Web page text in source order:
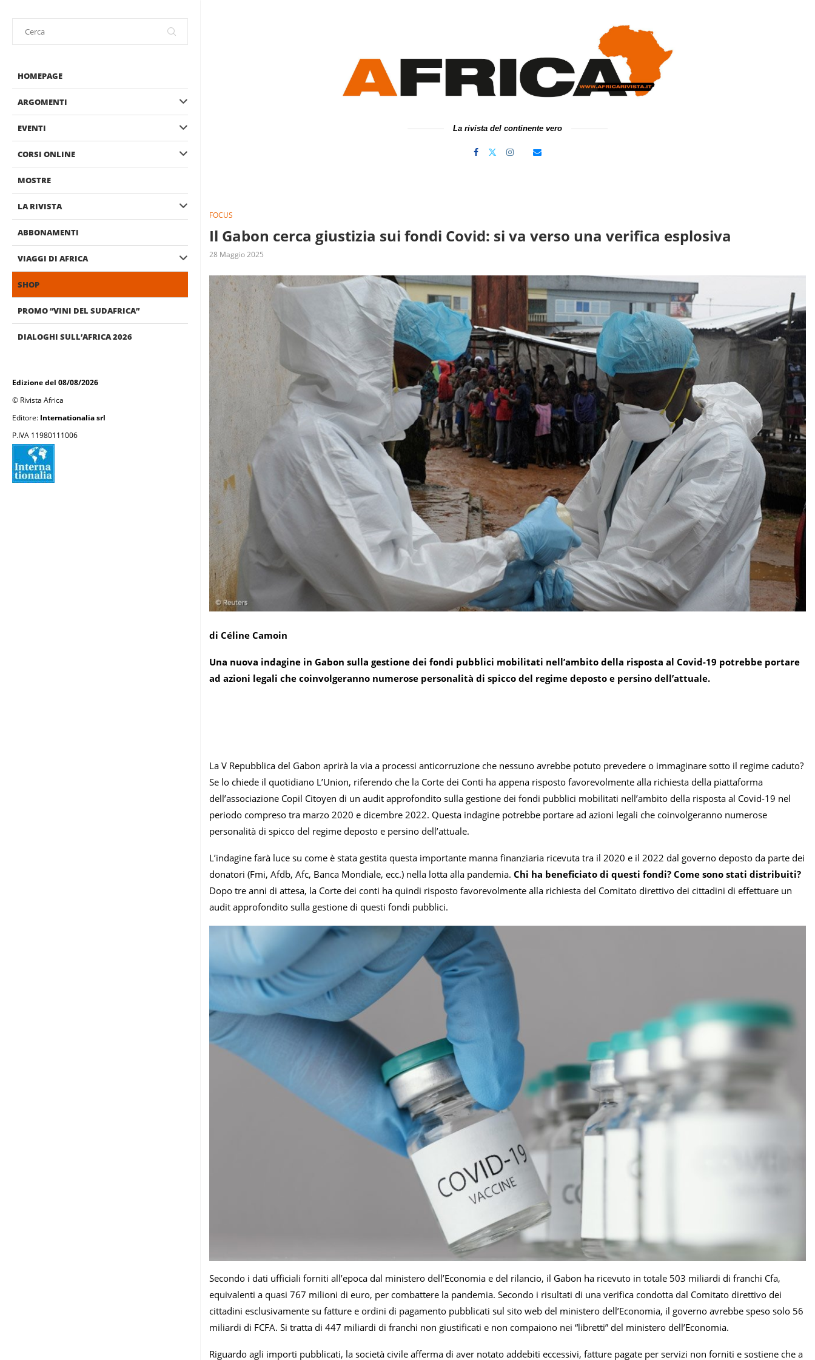
HOMEPAGE
ARGOMENTI
EVENTI
CORSI ONLINE
MOSTRE
LA RIVISTA
ABBONAMENTI
VIAGGI DI AFRICA
SHOP
PROMO “VINI DEL SUDAFRICA”
DIALOGHI SULL’AFRICA 2026
Edizione del 08/08/2026
© Rivista Africa
Editore: Internationalia srl
P.IVA 11980111006
La rivista del continente vero
FOCUS
Il Gabon cerca giustizia sui fondi Covid: si va verso una verifica esplosiva
28 Maggio 2025
di Céline Camoin
Una nuova indagine in Gabon sulla gestione dei fondi pubblici mobilitati nell’ambito della risposta al Covid-19 potrebbe portare
ad azioni legali che coinvolgeranno numerose personalità di spicco del regime deposto e persino dell’attuale.
La V Repubblica del Gabon aprirà la via a processi anticorruzione che nessuno avrebbe potuto prevedere o immaginare sotto il regime caduto?
Se lo chiede il quotidiano L’Union, riferendo che la Corte dei Conti ha appena risposto favorevolmente alla richiesta della piattaforma
dell’associazione Copil Citoyen di un audit approfondito sulla gestione dei fondi pubblici mobilitati nell’ambito della risposta al Covid-19 nel
periodo compreso tra marzo 2020 e dicembre 2022. Questa indagine potrebbe portare ad azioni legali che coinvolgeranno numerose
personalità di spicco del regime deposto e persino dell’attuale.
L’indagine farà luce su come è stata gestita questa importante manna finanziaria ricevuta tra il 2020 e il 2022 dal governo deposto da parte dei
donatori (Fmi, Afdb, Afc, Banca Mondiale, ecc.) nella lotta alla pandemia. Chi ha beneficiato di questi fondi? Come sono stati distribuiti?
Dopo tre anni di attesa, la Corte dei conti ha quindi risposto favorevolmente alla richiesta del Comitato direttivo dei cittadini di effettuare un
audit approfondito sulla gestione di questi fondi pubblici.
Secondo i dati ufficiali forniti all’epoca dal ministero dell’Economia e del rilancio, il Gabon ha ricevuto in totale 503 miliardi di franchi Cfa,
equivalenti a quasi 767 milioni di euro, per combattere la pandemia. Secondo i risultati di una verifica condotta dal Comitato direttivo dei
cittadini esclusivamente su fatture e ordini di pagamento pubblicati sul sito web del ministero dell’Economia, il governo avrebbe speso solo 56
miliardi di FCFA. Si tratta di 447 miliardi di franchi non giustificati e non compaiono nei “libretti” del ministero dell’Economia.
Riguardo agli importi pubblicati, la società civile afferma di aver notato addebiti eccessivi, fatture pagate per servizi non forniti e sostiene che a